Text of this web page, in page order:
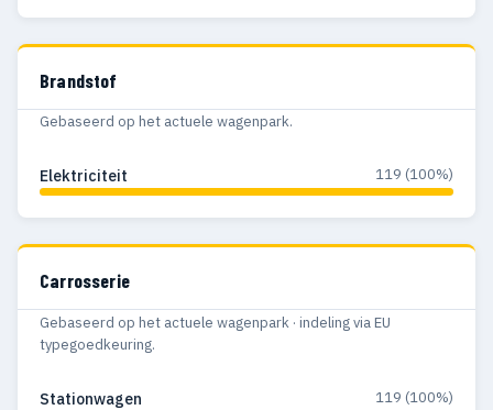
Brandstof
Gebaseerd op het actuele wagenpark.
Elektriciteit 119 (100%)
Carrosserie
Gebaseerd op het actuele wagenpark · indeling via EU
typegoedkeuring.
Stationwagen 119 (100%)